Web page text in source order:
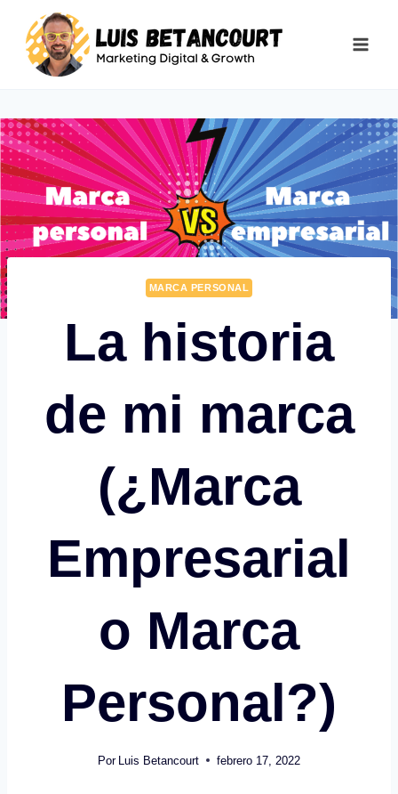
contenido
MARCA PERSONAL
La historia
de mi marca
(¿Marca
Empresarial
o Marca
Personal?)
Por Luis Betancourt febrero 17, 2022